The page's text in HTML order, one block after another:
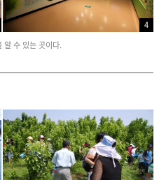
4
알 수 있는 곳이다.